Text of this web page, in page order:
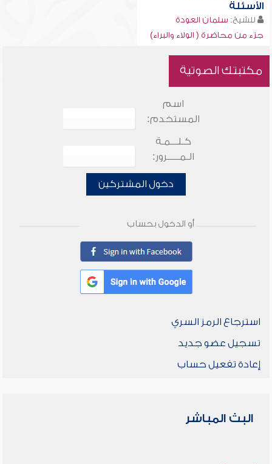
الأسئلة
للشيخ: سلمان العودة
جزء من محاضرة ( الولاء والبراء)
مكتبتك الصوتية
اسم
المستخدم:
كـلـــمـة
الـمـــــرور:
دخول المشتركين
أو الدخول بحساب
استرجاع الرمز السري
تسجيل عضو جديد
إعادة تفعيل حساب
البث المباشر